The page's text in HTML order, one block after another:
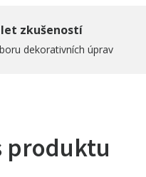
let zkušeností
dekorativních úprav
produktu